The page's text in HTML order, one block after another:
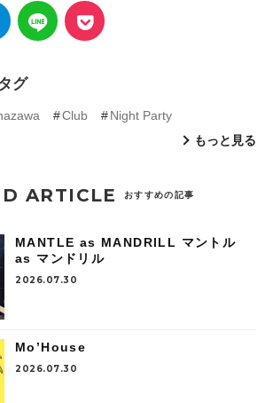
グ
Club
Night Party
もっと見る
ARTICLE おすすめの記事
MANTLE as MANDRILL マントル
as マンドリル
2026.07.30
Mo’House
2026.07.30